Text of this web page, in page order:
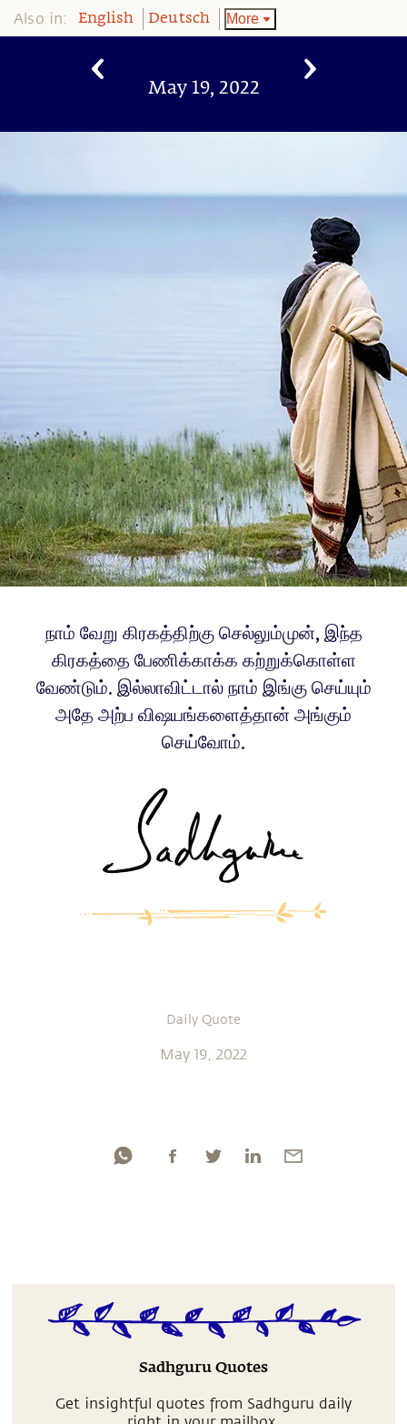
Also in: English Deutsch More
May 19, 2022
நாம் வேறு கிரகத்திற்கு செல்லும்முன், இந்த
கிரகத்தை பேணிக்காக்க கற்றுக்கொள்ள
வேண்டும். இல்லாவிட்டால் நாம் இங்கு செய்யும்
அதே அற்ப விஷயங்களைத்தான் அங்கும்
செய்வோம்.
Daily Quote
May 19, 2022
Sadhguru Quotes
Get insightful quotes from Sadhguru daily